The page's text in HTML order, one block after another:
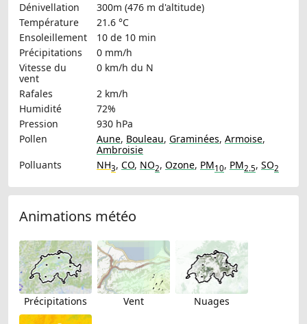
Dénivellation
300m (476 m d'altitude)
Température
21.6 °C
Ensoleillement
10 de 10 min
Précipitations
0 mm/h
Vitesse du
vent
0 km/h du N
Rafales
2 km/h
Humidité
72%
Pression
930 hPa
Pollen
Aune, Bouleau, Graminées, Armoise,
Ambroisie
Polluants
NH3, CO, NO2, Ozone, PM10, PM2.5, SO2
Animations météo
Précipitations Vent Nuages